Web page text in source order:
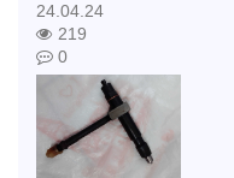
24.04.24
219
0